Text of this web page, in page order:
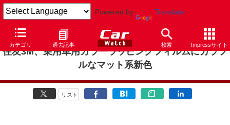
Powered by Translate
カテゴリ 過去記事 検索 Impressサイト
住友3M、乗用車用カラーラッピングフィルムにカラフ
ルなマット系新色
リスト